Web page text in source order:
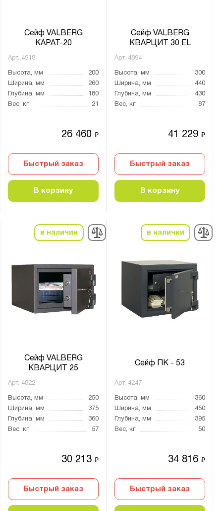
Сейф VALBERG
КАРАТ-20
Арт. 4918
Высота, мм
200
Ширина, мм
260
Глубина, мм
180
Вес, кг
21
26 460₽
Быстрый заказ
В корзину
Сейф VALBERG
КВАРЦИТ 30 EL
Арт. 4894
Высота, мм
300
Ширина, мм
440
Глубина, мм
430
Вес, кг
87
41 229₽
Быстрый заказ
В корзину
в наличии
Сейф VALBERG
КВАРЦИТ 25
Арт. 4822
Высота, мм
250
Ширина, мм
375
Глубина, мм
360
Вес, кг
57
30 213₽
Быстрый заказ
в наличии
Сейф ПК - 53
Арт. 4247
Высота, мм
360
Ширина, мм
450
Глубина, мм
395
Вес, кг
50
34 816₽
Быстрый заказ
ЛС
СМ
Сбросить